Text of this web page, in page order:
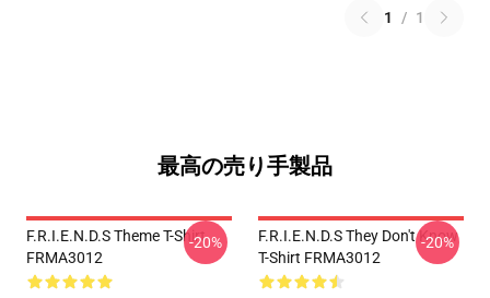
1 / 1
最高の売り手製品
F.R.I.E.N.D.S Theme T-Shirt
FRMA3012
-20%
F.R.I.E.N.D.S They Don't Know
T-Shirt FRMA3012
-20%